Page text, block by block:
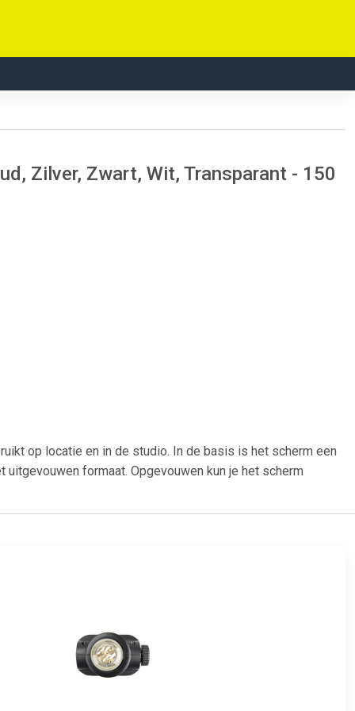
Zilver, Zwart, Wit, Transparant - 150
op locatie en in de studio. In de basis is het scherm een
formaat. Opgevouwen kun je het scherm